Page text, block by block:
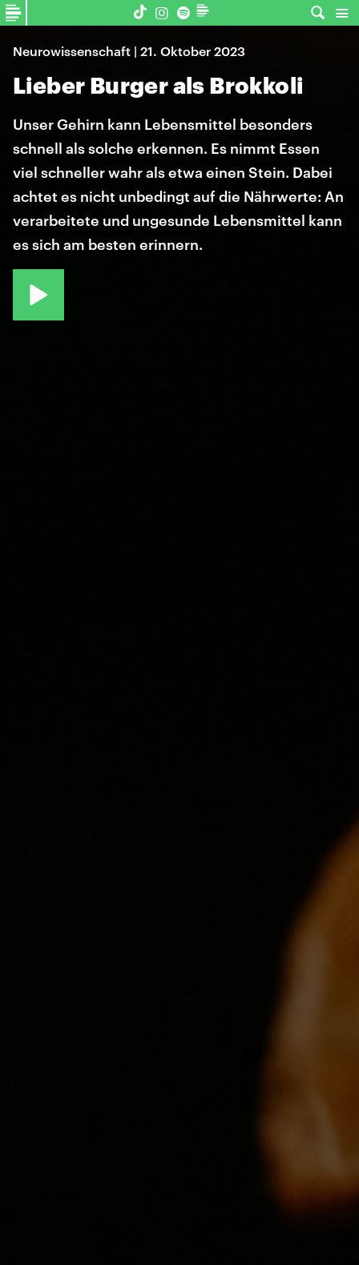
Neurowissenschaft | 21. Oktober 2023
Lieber Burger als Brokkoli
Unser Gehirn kann Lebensmittel besonders
schnell als solche erkennen. Es nimmt Essen
viel schneller wahr als etwa einen Stein. Dabei
achtet es nicht unbedingt auf die Nährwerte: An
verarbeitete und ungesunde Lebensmittel kann
es sich am besten erinnern.